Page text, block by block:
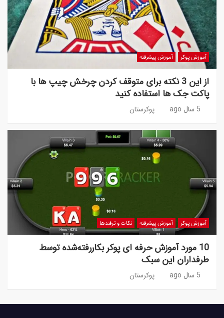
آموزش پوکر آموزش پیشرفته
از این 3 نکته برای متوقف کردن چرخش چیپ ها با
پاکت جک ها استفاده کنید
5 سال ago پوکرستان
آموزش پوکر آموزش پیشرفته نکات و ترفندها
10 مورد آموزش حرفه ای پوکر بکاررفته‌شده توسط
طرفداران این سبک
5 سال ago پوکرستان